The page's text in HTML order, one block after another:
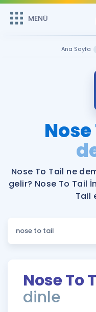
MENÜ
Remzi Hoca ile seni
MENÜ
Katılımcı Görüşleri
Faydalı Araçlar
Ücretsiz
ÖSYM Sınav
Kampanyalar
Ana Sayfa
Nose To Tail ne
gelir? Nose To Tail
Tail
Nose To
dinle